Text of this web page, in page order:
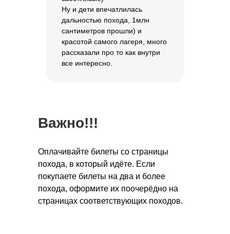
Ну и дети впечатлилась
дальностью похода, 1млн
сантиметров прошли) и
красотой самого лагеря, много
рассказали про то как внутри
все интересно.
Важно!!!
Оплачивайте билеты со страницы
похода, в который идёте. Если
покупаете билеты на два и более
похода, оформите их поочерёдно на
страницах соответствующих походов.